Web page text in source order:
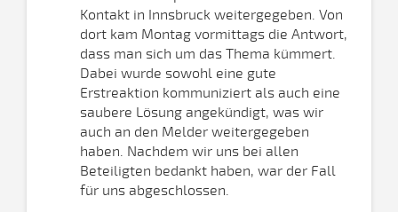
Kontakt in Innsbruck weitergegeben. Von
dort kam Montag vormittags die Antwort,
dass man sich um das Thema kümmert.
Dabei wurde sowohl eine gute
Erstreaktion kommuniziert als auch eine
saubere Lösung angekündigt, was wir
auch an den Melder weitergegeben
haben. Nachdem wir uns bei allen
Beteiligten bedankt haben, war der Fall
für uns abgeschlossen.